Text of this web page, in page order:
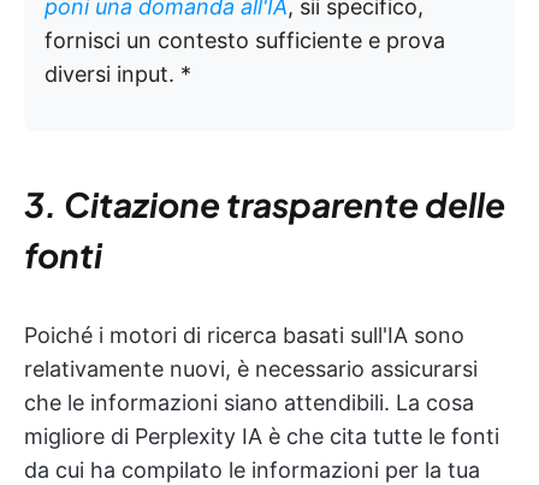
poni una domanda all'IA, sii specifico,
fornisci un contesto sufficiente e prova
diversi input. *
3. Citazione trasparente delle
fonti
Poiché i motori di ricerca basati sull'IA sono
relativamente nuovi, è necessario assicurarsi
che le informazioni siano attendibili. La cosa
migliore di Perplexity IA è che cita tutte le fonti
da cui ha compilato le informazioni per la tua